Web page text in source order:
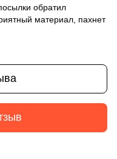
обратил
материал, пахнет